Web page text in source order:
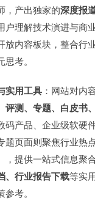
，产出独家的深度报
户理解技术演进与商
放内容板块，整合行
考。
实用工具 ：网站对内
评测、专题、白皮书
码产品、企业级软硬
题页面则聚焦行业热
，提供一站式信息聚
、行业报告下载等实
考。